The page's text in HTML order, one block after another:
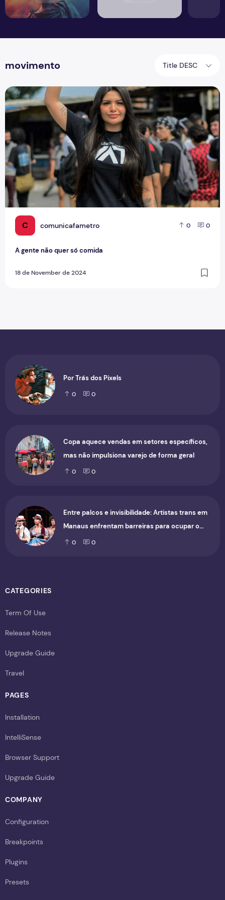
movimento Title DESC
C comunicafametro 0 0
A gente não quer só comida
18 de November de 2024
A gente não quer só comida
Por Trás dos Pixels
0 0
Copa aquece vendas em setores específicos,
mas não impulsiona varejo de forma geral
0 0
Entre palcos e invisibilidade: Artistas trans em
Manaus enfrentam barreiras para ocupar o
cenário cultural
0 0
CATEGORIES
Term Of Use
Release Notes
Upgrade Guide
Travel
PAGES
Installation
IntelliSense
Browser Support
Upgrade Guide
COMPANY
Configuration
Breakpoints
Plugins
Presets